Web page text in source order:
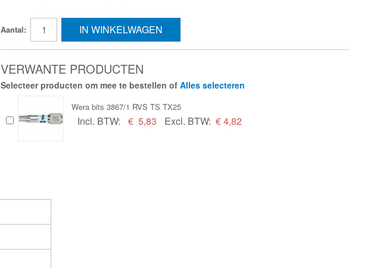
Aantal: IN WINKELWAGEN
VERWANTE PRODUCTEN
Selecteer producten om mee te bestellen of Alles selecteren
Wera bits 3867/1 RVS TS TX25
Incl. BTW: € 5,83 Excl. BTW: € 4,82